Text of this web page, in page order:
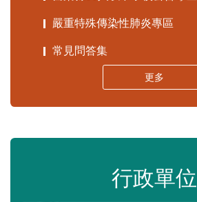
嚴重特殊傳染性肺炎專區
常見問答集
更多
行政單位